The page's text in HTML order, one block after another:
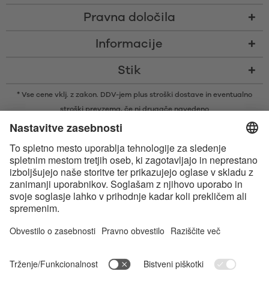
Pravna določila
Informacije
Stik
* Vse cene vklj. z zakon. DDV-jem plus stroški dostave in eventualno
stroški prevzema, če ni drugače navedeno
* Besedna znamka in logotipi Bluetooth® so zaščitene blagovne znamke v
licenco za njihovo uporabo.
Apple, logotip Apple in Apple Watch so blagovne znamke družbe Apple
Inc. Google Play in logotip Google Play sta blagovni znamki družbe
Google LLC.